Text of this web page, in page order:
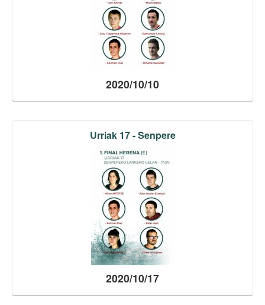
2020/10/10
Urriak 17 - Senpere
2020/10/17